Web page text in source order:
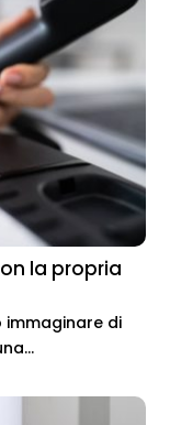
la propria
immaginare di